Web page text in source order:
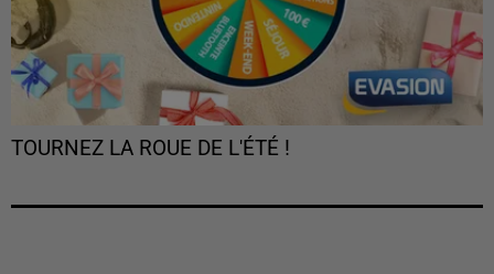
TOURNEZ LA ROUE DE L'ÉTÉ !